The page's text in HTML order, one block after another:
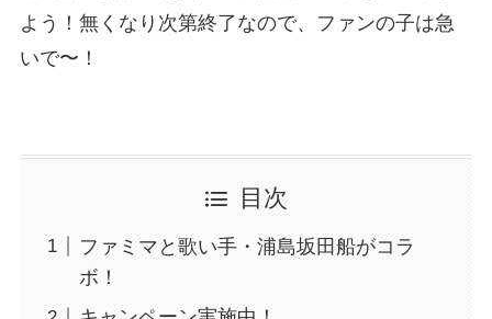
よう！無くなり次第終了なので、ファンの子は急
いで〜！
目次
ファミマと歌い手・浦島坂田船がコラ
ボ！